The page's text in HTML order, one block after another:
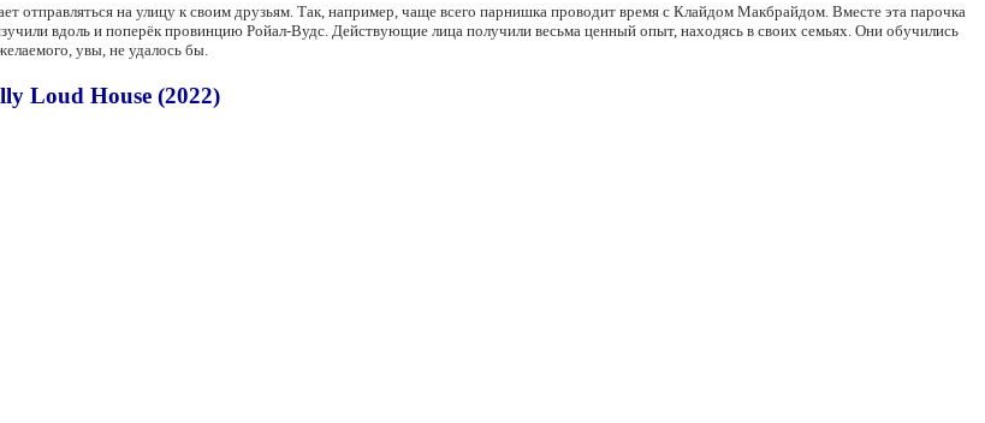
отправляться на улицу к своим друзьям. Так, например, чаще всего парнишка проводит время с Клайдом Макбрайдом. Вместе эта парочка
вдоль и поперёк провинцию Ройал-Вудс. Действующие лица получили весьма ценный опыт, находясь в своих семьях. Они обучились
увы, не удалось бы.
Loud House (2022)